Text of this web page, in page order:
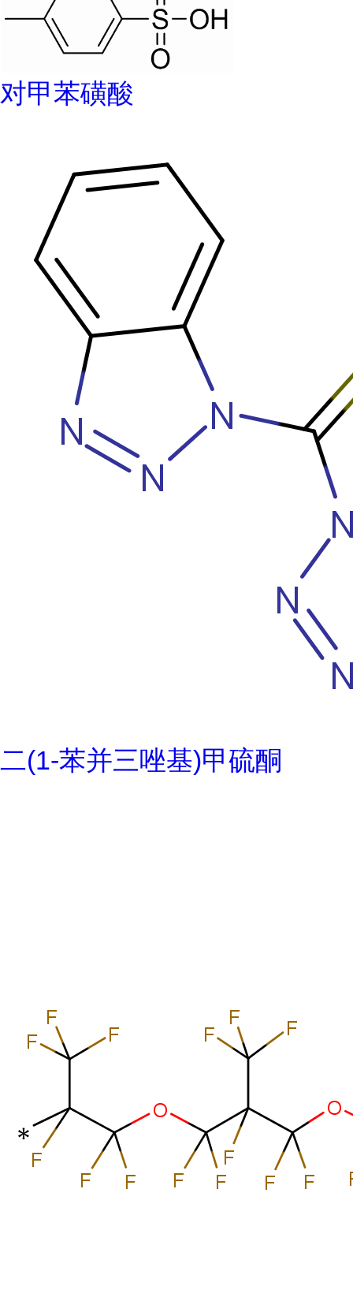
对甲苯磺酸
二(1-苯并三唑基)甲硫酮